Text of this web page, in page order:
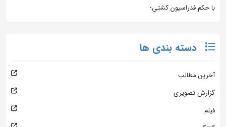
با حکم فدراسیون کشتی؛
دسته بندی ها
آخرین مطالب
گزارش تصویری
فیلم